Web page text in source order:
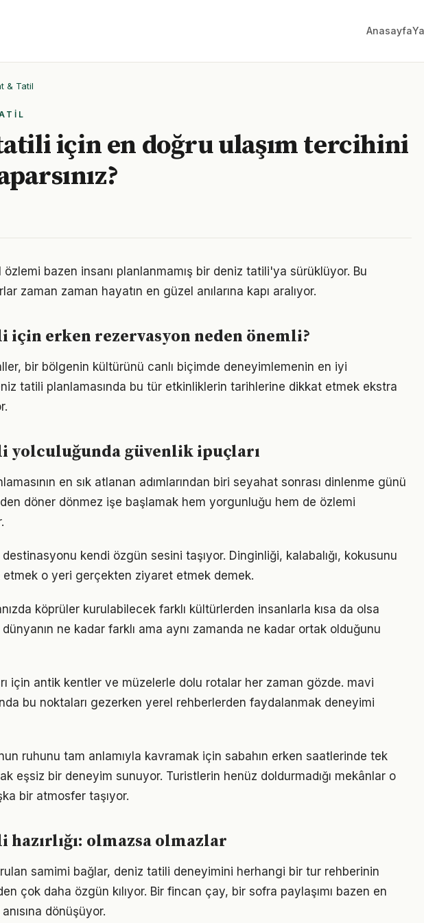
Anasayfa
& Tatil
için en doğru ulaşım tercihini
bazen insanı planlanmamış bir deniz tatili'ya sürüklüyor. Bu
zaman zaman hayatın en güzel anılarına kapı aralıyor.
için erken rezervasyon neden önemli?
bir bölgenin kültürünü canlı biçimde deneyimlemenin en iyi
tatili planlamasında bu tür etkinliklerin tarihlerine dikkat etmek ekstra
yolculuğunda güvenlik ipuçları
en sık atlanan adımlarından biri seyahat sonrası dinlenme günü
döner dönmez işe başlamak hem yorgunluğu hem de özlemi
kendi özgün sesini taşıyor. Dinginliği, kalabalığı, kokusunu
o yeri gerçekten ziyaret etmek demek.
köprüler kurulabilecek farklı kültürlerden insanlarla kısa da olsa
ne kadar farklı ama aynı zamanda ne kadar ortak olduğunu
için antik kentler ve müzelerle dolu rotalar her zaman gözde. mavi
bu noktaları gezerken yerel rehberlerden faydalanmak deneyimi
ruhunu tam anlamıyla kavramak için sabahın erken saatlerinde tek
eşsiz bir deneyim sunuyor. Turistlerin henüz doldurmadığı mekânlar o
bir atmosfer taşıyor.
hazırlığı: olmazsa olmazlar
samimi bağlar, deniz tatili deneyimini herhangi bir tur rehberinin
çok daha özgün kılıyor. Bir fincan çay, bir sofra paylaşımı bazen en
dönüşüyor.